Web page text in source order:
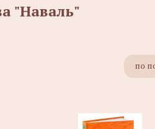
"Наваль"
по